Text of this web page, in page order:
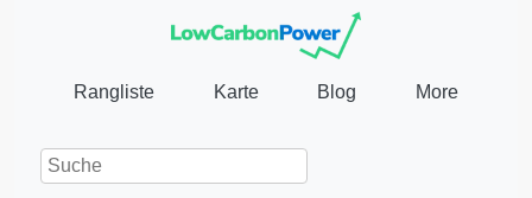
Rangliste Karte Blog More